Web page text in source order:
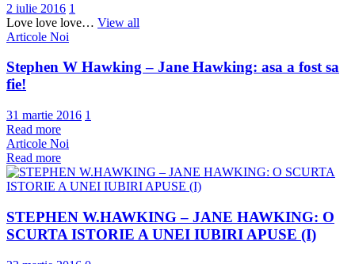
2 iulie 2016 1
Love love love… View all
Articole Noi
Stephen W Hawking – Jane Hawking: asa a fost sa
fie!
31 martie 2016 1
Read more
Articole Noi
Read more
STEPHEN W.HAWKING – JANE HAWKING: O
SCURTA ISTORIE A UNEI IUBIRI APUSE (I)